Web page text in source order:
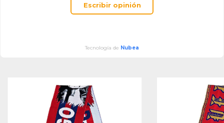
Escribir opinión
Tecnología de Nubea